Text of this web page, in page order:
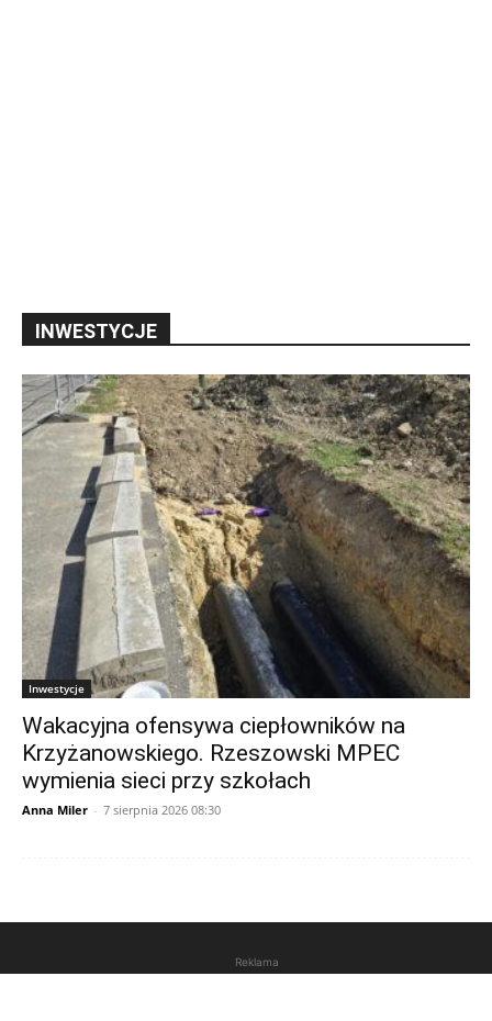
INWESTYCJE
Inwestycje
Wakacyjna ofensywa ciepłowników na
Krzyżanowskiego. Rzeszowski MPEC
wymienia sieci przy szkołach
Anna Miler - 7 sierpnia 2026 08:30
Reklama